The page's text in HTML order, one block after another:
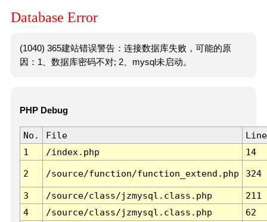
Database Error
(1040) 365建站错误警告：连接数据库失败，可能的原
因：1、数据库密码不对; 2、mysql未启动。
PHP Debug
No. File
Line
1
/index.php 14
2 /source/function/function_extend.php 324
3 /source/class/jzmysql.class.php
211
4
/source/class/jzmysql.class.php
62